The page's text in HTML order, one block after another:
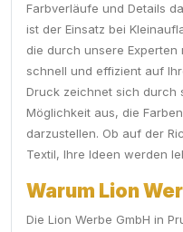
Farbverläufe und Details
ist der Einsatz bei
die durch unsere
schnell und effizient auf
Druck zeichnet sich durch
Möglichkeit aus, die
darzustellen. Ob auf der
Textil, Ihre Ideen werden
Warum Lion
Die Lion Werbe GmbH in